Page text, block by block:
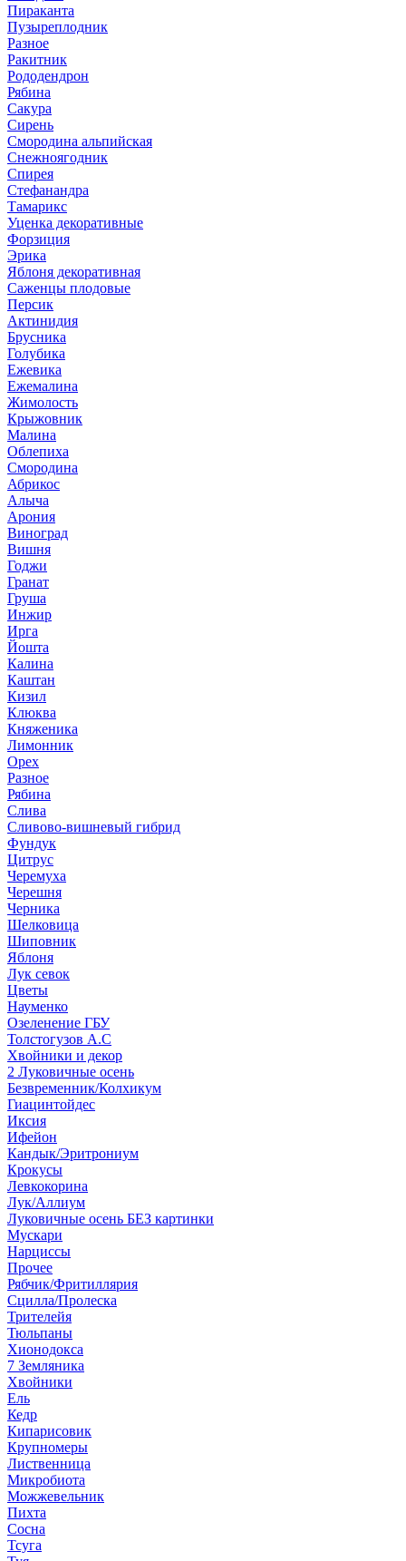
Пираканта
Пузыреплодник
Разное
Ракитник
Рододендрон
Рябина
Сакура
Сирень
Смородина альпийская
Снежноягодник
Спирея
Стефанандра
Тамарикс
Уценка декоративные
Форзиция
Эрика
Яблоня декоративная
Саженцы плодовые
Персик
Актинидия
Брусника
Голубика
Ежевика
Ежемалина
Жимолость
Крыжовник
Малина
Облепиха
Смородина
Абрикос
Алыча
Арония
Виноград
Вишня
Годжи
Гранат
Груша
Инжир
Ирга
Йошта
Калина
Каштан
Кизил
Клюква
Княженика
Лимонник
Орех
Разное
Рябина
Слива
Сливово-вишневый гибрид
Фундук
Цитрус
Черемуха
Черешня
Черника
Шелковица
Шиповник
Яблоня
Лук севок
Цветы
Науменко
Озеленение ГБУ
Толстогузов А.С
Хвойники и декор
2 Луковичные осень
Безвременник/Колхикум
Гиацинтойдес
Иксия
Ифейон
Кандык/Эритрониум
Крокусы
Левкокорина
Лук/Аллиум
Луковичные осень БЕЗ картинки
Мускари
Нарциссы
Прочее
Рябчик/Фритиллярия
Сцилла/Пролеска
Трителейя
Тюльпаны
Хионодокса
7 Земляника
Хвойники
Ель
Кедр
Кипарисовик
Крупномеры
Лиственница
Микробиота
Можжевельник
Пихта
Сосна
Тсуга